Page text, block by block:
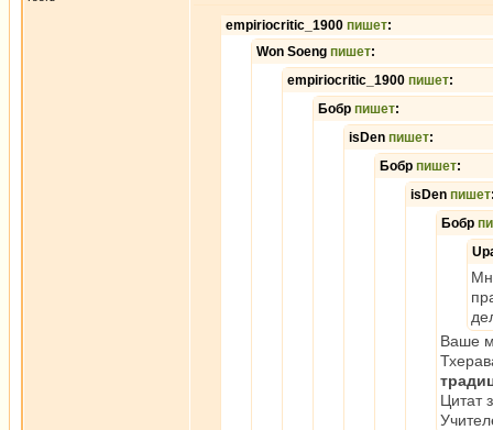
empiriocritic_1900 пишет:
Won Soeng пишет:
empiriocritic_1900 пишет:
Бобр пишет:
isDen пишет:
Бобр пишет:
isDen пишет
Бобр
Ваше
Цитат